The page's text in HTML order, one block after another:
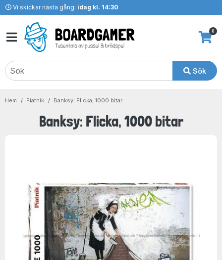
Vi skickar nästa gång: idag kl. 14:30
Sök
0
Hem Piatnik Banksy: Flicka, 1000 bitar
Banksy: Flicka, 1000 bitar